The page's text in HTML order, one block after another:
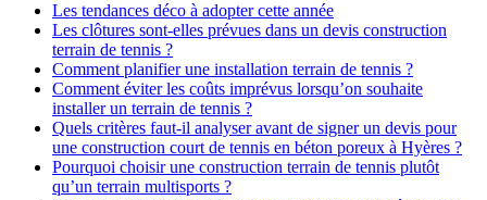
Les tendances déco à adopter cette année
Les clôtures sont-elles prévues dans un devis construction
terrain de tennis ?
Comment planifier une installation terrain de tennis ?
Comment éviter les coûts imprévus lorsqu’on souhaite
installer un terrain de tennis ?
Quels critères faut-il analyser avant de signer un devis pour
une construction court de tennis en béton poreux à Hyères ?
Pourquoi choisir une construction terrain de tennis plutôt
qu’un terrain multisports ?